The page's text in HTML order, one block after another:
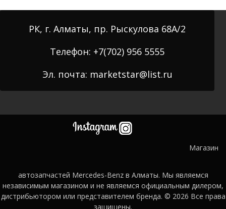
РК, г. Алматы, пр. Рыскулова 68А/2
Телефон: +7(702) 956 5555
Эл. почта: marketstar@list.ru
Магазин
автозапчастей Mercedes-Benz в Алматы. Мы являемся
независимым магазином и не являемся официальным дилером,
дистрибьютором или представителем бренда. © 2026 Все права
защищены.